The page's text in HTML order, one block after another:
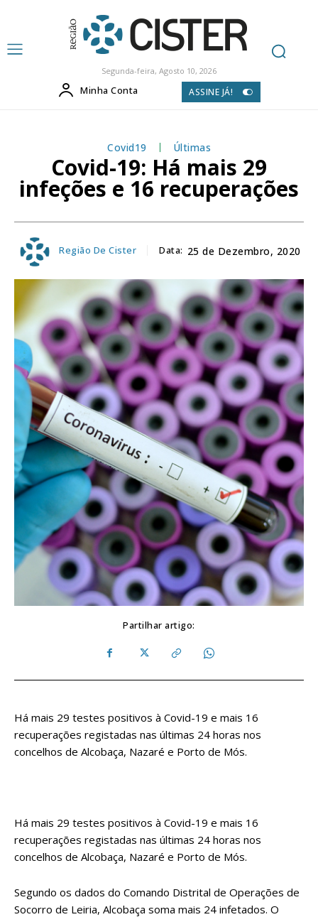
Segunda-feira, Agosto 10, 2026
Minha Conta ASSINE JÁ!
Covid19 Últimas
Covid-19: Há mais 29
infeções e 16 recuperações
Região De Cister Data: 25 de Dezembro, 2020
Partilhar artigo:
Há mais 29 testes positivos à Covid-19 e mais 16
recuperações registadas nas últimas 24 horas nos
concelhos de Alcobaça, Nazaré e Porto de Mós.
Há mais 29 testes positivos à Covid-19 e mais 16
recuperações registadas nas últimas 24 horas nos
concelhos de Alcobaça, Nazaré e Porto de Mós.
Segundo os dados do Comando Distrital de Operações de
Socorro de Leiria, Alcobaça soma mais 24 infetados. O